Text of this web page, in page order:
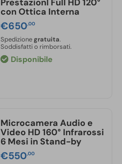
PrestazionI Full HD 120°
con Ottica Interna
€650,00
Spedizione gratuita.
Soddisfatti o rimborsati.
Disponibile
Microcamera Audio e
Video HD 160° Infrarossi
6 Mesi in Stand-by
€550,00